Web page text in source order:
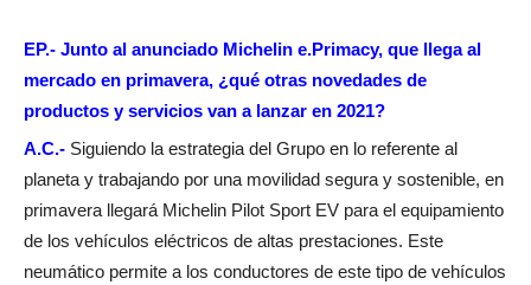
EP.- Junto al anunciado Michelin e.Primacy, que llega al
mercado en primavera, ¿qué otras novedades de
productos y servicios van a lanzar en 2021?
A.C.- Siguiendo la estrategia del Grupo en lo referente al
planeta y trabajando por una movilidad segura y sostenible, en
primavera llegará Michelin Pilot Sport EV para el equipamiento
de los vehículos eléctricos de altas prestaciones. Este
neumático permite a los conductores de este tipo de vehículos